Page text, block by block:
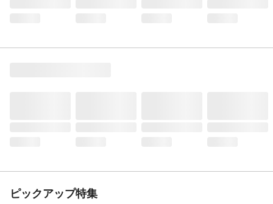
ピックアップ特集